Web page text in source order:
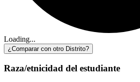
Loading...
¿Comparar con otro Distrito?
Raza/etnicidad del estudiante